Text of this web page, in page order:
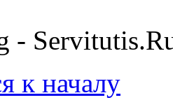
-
к началу